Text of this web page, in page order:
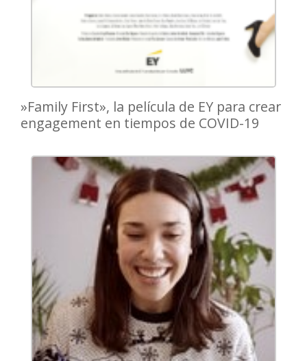
»Family First», la película de EY para crear
engagement en tiempos de COVID-19